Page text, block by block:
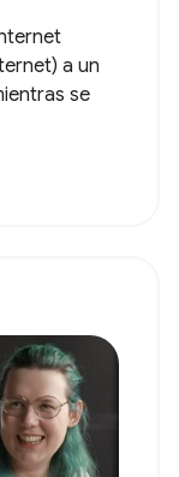
a un
se